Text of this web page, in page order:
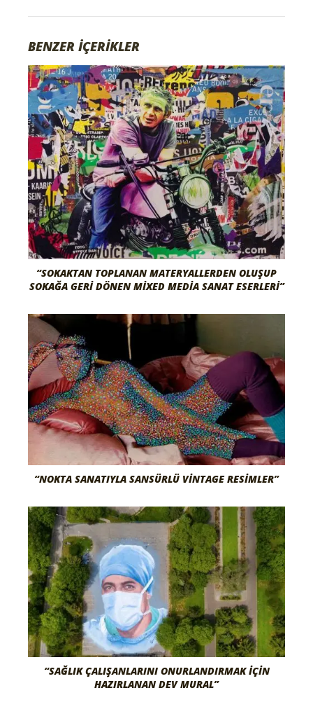
BENZER İÇERİKLER
“SOKAKTAN TOPLANAN MATERYALLERDEN OLUŞUP
SOKAĞA GERI DÖNEN MIXED MEDIA SANAT ESERLERI”
“NOKTA SANATIYLA SANSÜRLÜ VINTAGE RESIMLER”
“SAĞLIK ÇALIŞANLARINI ONURLANDIRMAK İÇIN
HAZIRLANAN DEV MURAL”